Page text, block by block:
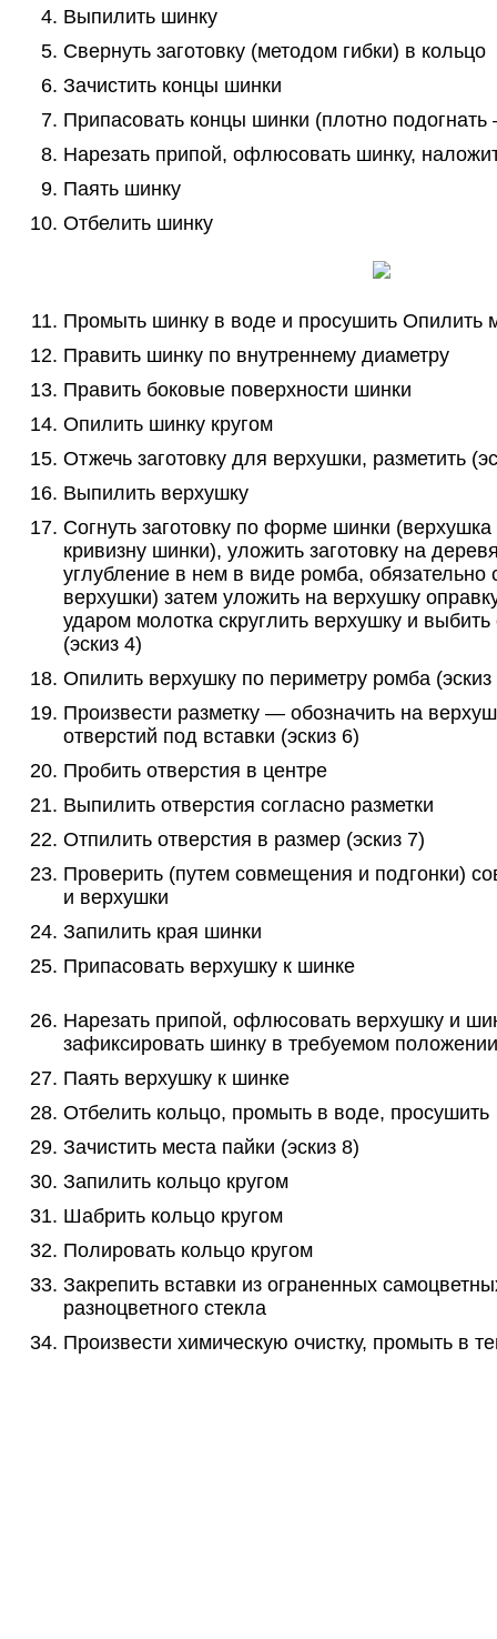
Выпилить шинку
Свернуть заготовку (методом гибки) в кольцо
Зачистить концы шинки
Припасовать концы шинки (плотно
Нарезать припой, офлюсовать шинку,
Паять шинку
Отбелить шинку
Промыть шинку в воде и просушить Опилить
Править шинку по внутреннему диаметру
Править боковые поверхности шинки
Опилить шинку кругом
Отжечь заготовку для верхушки, разметить
Выпилить верхушку
Согнуть заготовку по форме шинки
кривизну шинки), уложить заготовку на
углубление в нем в виде ромба,
верхушки) затем уложить на верхушку
ударом молотка скруглить верхушку и
(эскиз 4)
Опилить верхушку по периметру ромба (эскиз
Произвести разметку — обозначить на
отверстий под вставки (эскиз 6)
Пробить отверстия в центре
Выпилить отверстия согласно разметки
Отпилить отверстия в размер (эскиз 7)
Проверить (путем совмещения и подгонки)
и верхушки
Запилить края шинки
Припасовать верхушку к шинке
Нарезать припой, офлюсовать верхушку и
зафиксировать шинку в требуемом положении
Паять верхушку к шинке
Отбелить кольцо, промыть в воде, просушить
Зачистить места пайки (эскиз 8)
Запилить кольцо кругом
Шабрить кольцо кругом
Полировать кольцо кругом
Закрепить вставки из ограненных
разноцветного стекла
Произвести химическую очистку, промыть в